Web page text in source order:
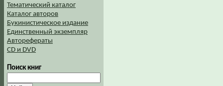
Тематический каталог
Каталог авторов
Букинистическое издание
Единственный экземпляр
Авторефераты
CD и DVD
Поиск книг